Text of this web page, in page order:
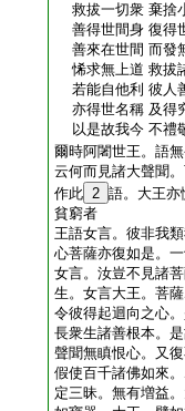
救拔一切衆 棄捨
善得世間身 復得
善來在世間 而發
悕求無上道 救拔
若能自他利 彼人
亦得世名稱 及得
以是故我今 不禮
爾時阿闍世王。語
云何而見諸大聲聞
作此 2 語。大王亦
貧窮者
王語女言。彼非我
心菩薩亦復如是。
女言。汝豈不見諸
生。女言大王。菩
令彼得起迴向之心
長衆生諸善根本。
聲聞無瞋恨心。又
假使百千諸佛如來
定三昧。無有増益